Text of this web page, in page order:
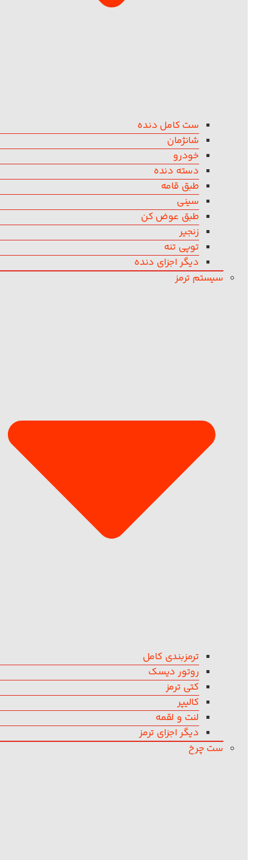
ست کامل دنده
شانژمان
خودرو
دسته دنده
طبق قامه
سینی
طبق عوض کن
زنجیر
توپی تنه
دیگر اجزای دنده
سیستم ترمز
ترمزبندی کامل
روتور دیسک
کتی ترمز
کالیپر
لنت و لقمه
دیگر اجزای ترمز
ست چرخ